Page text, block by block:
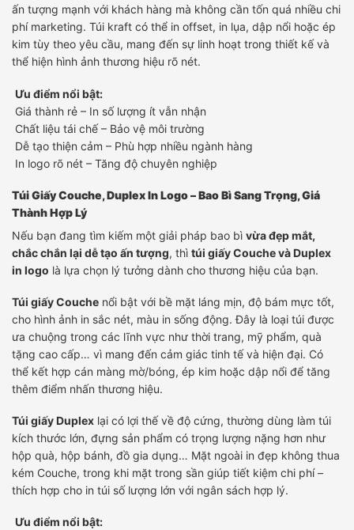
ấn tượng mạnh với khách hàng mà không cần tốn quá nhiều chi
phí marketing. Túi kraft có thể in offset, in lụa, dập nổi hoặc ép
kim tùy theo yêu cầu, mang đến sự linh hoạt trong thiết kế và
thể hiện hình ảnh thương hiệu rõ nét.
Ưu điểm nổi bật:
Giá thành rẻ – In số lượng ít vẫn nhận
Chất liệu tái chế – Bảo vệ môi trường
Dễ tạo thiện cảm – Phù hợp nhiều ngành hàng
In logo rõ nét – Tăng độ chuyên nghiệp
Túi Giấy Couche, Duplex In Logo – Bao Bì Sang Trọng, Giá
Thành Hợp Lý
Nếu bạn đang tìm kiếm một giải pháp bao bì vừa đẹp mắt,
chắc chắn lại dễ tạo ấn tượng, thì túi giấy Couche và Duplex
in logo là lựa chọn lý tưởng dành cho thương hiệu của bạn.
Túi giấy Couche nổi bật với bề mặt láng mịn, độ bám mực tốt,
cho hình ảnh in sắc nét, màu in sống động. Đây là loại túi được
ưa chuộng trong các lĩnh vực như thời trang, mỹ phẩm, quà
tặng cao cấp… vì mang đến cảm giác tinh tế và hiện đại. Có
thể kết hợp cán màng mờ/bóng, ép kim hoặc dập nổi để tăng
thêm điểm nhấn thương hiệu.
Túi giấy Duplex lại có lợi thế về độ cứng, thường dùng làm túi
kích thước lớn, đựng sản phẩm có trọng lượng nặng hơn như
hộp quà, hộp bánh, đồ gia dụng… Mặt ngoài in đẹp không thua
kém Couche, trong khi mặt trong sần giúp tiết kiệm chi phí –
thích hợp cho in túi số lượng lớn với ngân sách hợp lý.
Ưu điểm nổi bật: